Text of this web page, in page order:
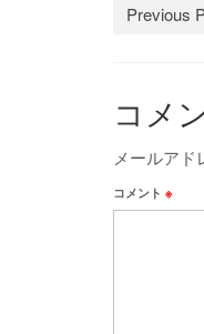
Previous
コメ
メールアド
コメント ※